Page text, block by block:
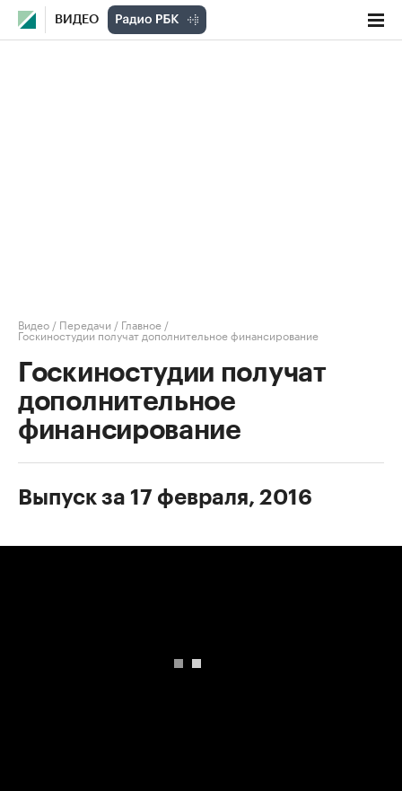
ВИДЕО
Видео / Передачи / Главное /
Госкиностудии получат дополнительное финансирование
Госкиностудии получат
дополнительное
финансирование
Выпуск за 17 февраля, 2016